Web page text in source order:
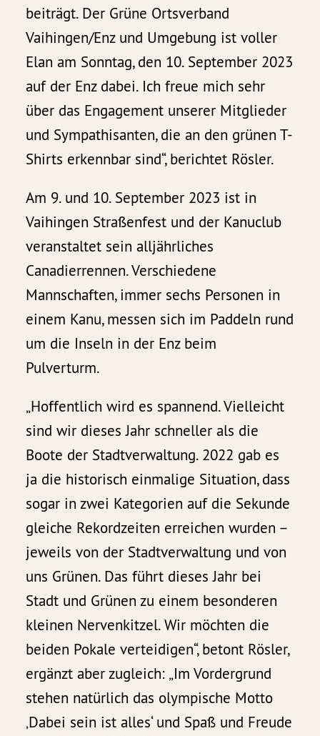
beiträgt. Der Grüne Ortsverband
Vaihingen/Enz und Umgebung ist voller
Elan am Sonntag, den 10. September 2023
auf der Enz dabei. Ich freue mich sehr
über das Engagement unserer Mitglieder
und Sympathisanten, die an den grünen T-
Shirts erkennbar sind“, berichtet Rösler.
Am 9. und 10. September 2023 ist in
Vaihingen Straßenfest und der Kanuclub
veranstaltet sein alljährliches
Canadierrennen. Verschiedene
Mannschaften, immer sechs Personen in
einem Kanu, messen sich im Paddeln rund
um die Inseln in der Enz beim
Pulverturm.
„Hoffentlich wird es spannend. Vielleicht
sind wir dieses Jahr schneller als die
Boote der Stadtverwaltung. 2022 gab es
ja die historisch einmalige Situation, dass
sogar in zwei Kategorien auf die Sekunde
gleiche Rekordzeiten erreichen wurden –
jeweils von der Stadtverwaltung und von
uns Grünen. Das führt dieses Jahr bei
Stadt und Grünen zu einem besonderen
kleinen Nervenkitzel. Wir möchten die
beiden Pokale verteidigen“, betont Rösler,
ergänzt aber zugleich: „Im Vordergrund
stehen natürlich das olympische Motto
‚Dabei sein ist alles‘ und Spaß und Freude